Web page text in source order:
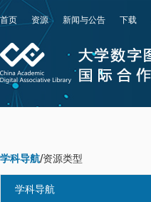
首页 资源 新闻与公告 下载
学科导航/资源类型
学科导航